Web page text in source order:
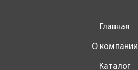
Главная
О компании
Каталог